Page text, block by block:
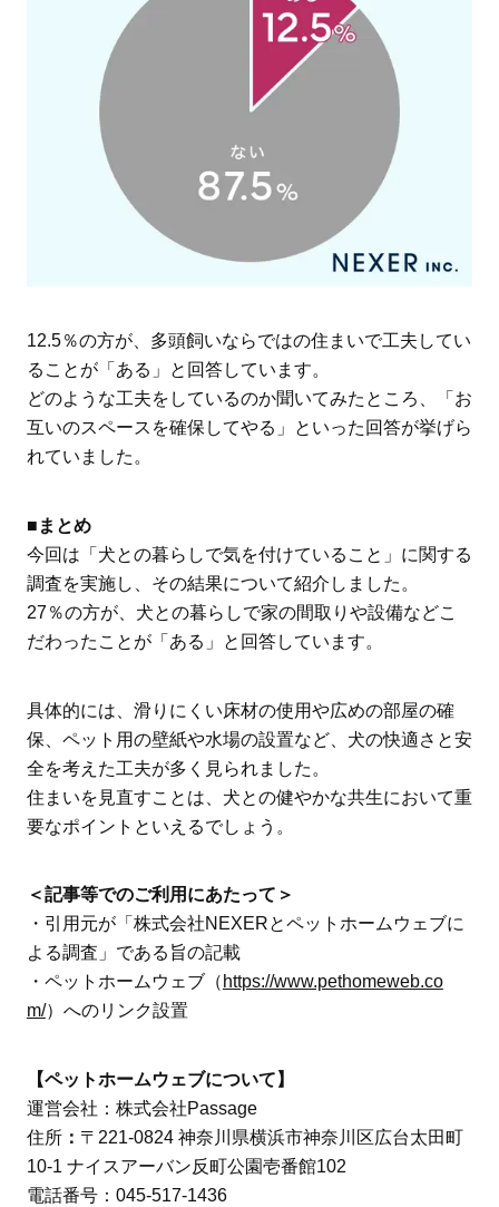
12.5％の方が、多頭飼いならではの住まいで工夫してい
ることが「ある」と回答しています。
どのような工夫をしているのか聞いてみたところ、「お
互いのスペースを確保してやる」といった回答が挙げら
れていました。
■まとめ
今回は「犬との暮らしで気を付けていること」に関する
調査を実施し、その結果について紹介しました。
27％の方が、犬との暮らしで家の間取りや設備などこ
だわったことが「ある」と回答しています。
具体的には、滑りにくい床材の使用や広めの部屋の確
保、ペット用の壁紙や水場の設置など、犬の快適さと安
全を考えた工夫が多く見られました。
住まいを見直すことは、犬との健やかな共生において重
要なポイントといえるでしょう。
＜記事等でのご利用にあたって＞
・引用元が「株式会社NEXERとペットホームウェブに
よる調査」である旨の記載
・ペットホームウェブ（ https://www.pethomeweb.co
m/）へのリンク設置
【ペットホームウェブについて】
運営会社：株式会社Passage
住所： 〒221-0824 神奈川県横浜市神奈川区広台太田町
10-1 ナイスアーバン反町公園壱番館102
電話番号：045-517-1436